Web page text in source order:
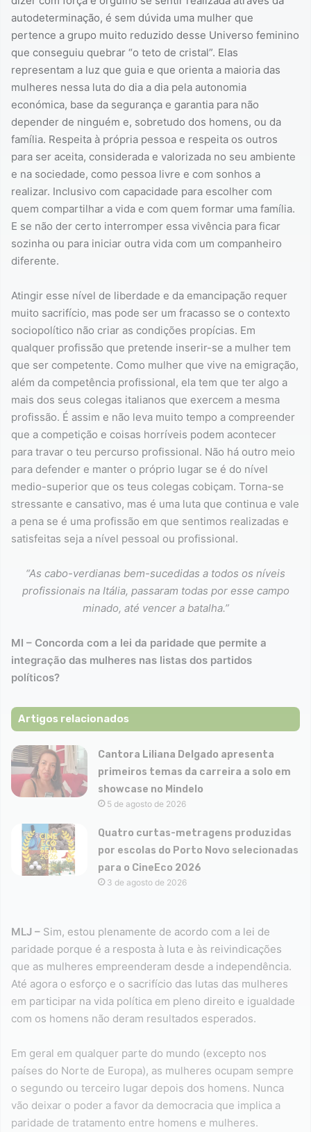
autodeterminação, é sem dúvida uma mulher que
pertence a grupo muito reduzido desse Universo feminino
que conseguiu quebrar “o teto de cristal”. Elas
representam a luz que guia e que orienta a maioria das
mulheres nessa luta do dia a dia pela autonomia
económica, base da segurança e garantia para não
depender de ninguém e, sobretudo dos homens, ou da
família. Respeita à própria pessoa e respeita os outros
para ser aceita, considerada e valorizada no seu ambiente
e na sociedade, como pessoa livre e com sonhos a
realizar. Inclusivo com capacidade para escolher com
quem compartilhar a vida e com quem formar uma família.
E se não der certo interromper essa vivência para ficar
sozinha ou para iniciar outra vida com um companheiro
diferente.
Atingir esse nível de liberdade e da emancipação requer
muito sacrifício, mas pode ser um fracasso se o contexto
sociopolítico não criar as condições propícias. Em
qualquer profissão que pretende inserir-se a mulher tem
que ser competente. Como mulher que vive na emigração,
além da competência profissional, ela tem que ter algo a
mais dos seus colegas italianos que exercem a mesma
profissão. É assim e não leva muito tempo a compreender
que a competição e coisas horríveis podem acontecer
para travar o teu percurso profissional. Não há outro meio
para defender e manter o próprio lugar se é do nível
medio-superior que os teus colegas cobiçam. Torna-se
stressante e cansativo, mas é uma luta que continua e vale
a pena se é uma profissão em que sentimos realizadas e
satisfeitas seja a nível pessoal ou profissional.
“As cabo-verdianas bem-sucedidas a todos os níveis
profissionais na Itália, passaram todas por esse campo
minado, até vencer a batalha.”
MI – Concorda com a lei da paridade que permite a
integração das mulheres nas listas dos partidos
políticos?
Artigos relacionados
Cantora Liliana Delgado apresenta
primeiros temas da carreira a solo em
showcase no Mindelo
5 de agosto de 2026
Quatro curtas-metragens produzidas
por escolas do Porto Novo selecionadas
para o CineEco 2026
3 de agosto de 2026
MLJ – Sim, estou plenamente de acordo com a lei de
paridade porque é a resposta à luta e às reivindicações
que as mulheres empreenderam desde a independência.
Até agora o esforço e o sacrifício das lutas das mulheres
em participar na vida política em pleno direito e igualdade
com os homens não deram resultados esperados.
Em geral em qualquer parte do mundo (excepto nos
países do Norte de Europa), as mulheres ocupam sempre
o segundo ou terceiro lugar depois dos homens. Nunca
vão deixar o poder a favor da democracia que implica a
paridade de tratamento entre homens e mulheres.